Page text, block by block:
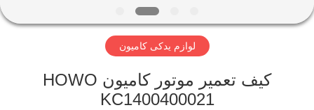
تور
لوازم یدکی کامیون
کیف تعمیر موتور کامیون HOWO
KC1400400021